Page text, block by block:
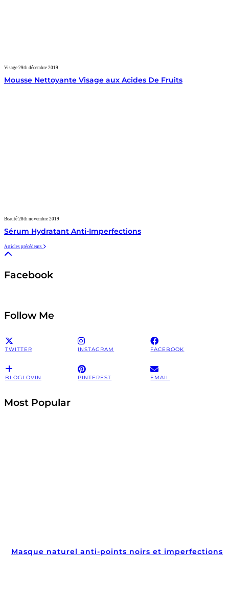
Visage 29th décembre 2019
Mousse Nettoyante Visage aux Acides De Fruits
Beauté 28th novembre 2019
Sérum Hydratant Anti-Imperfections
Articles précédents
Facebook
Follow Me
TWITTER INSTAGRAM FACEBOOK
BLOGLOVIN PINTEREST EMAIL
Most Popular
Masque naturel anti-points noirs et imperfections